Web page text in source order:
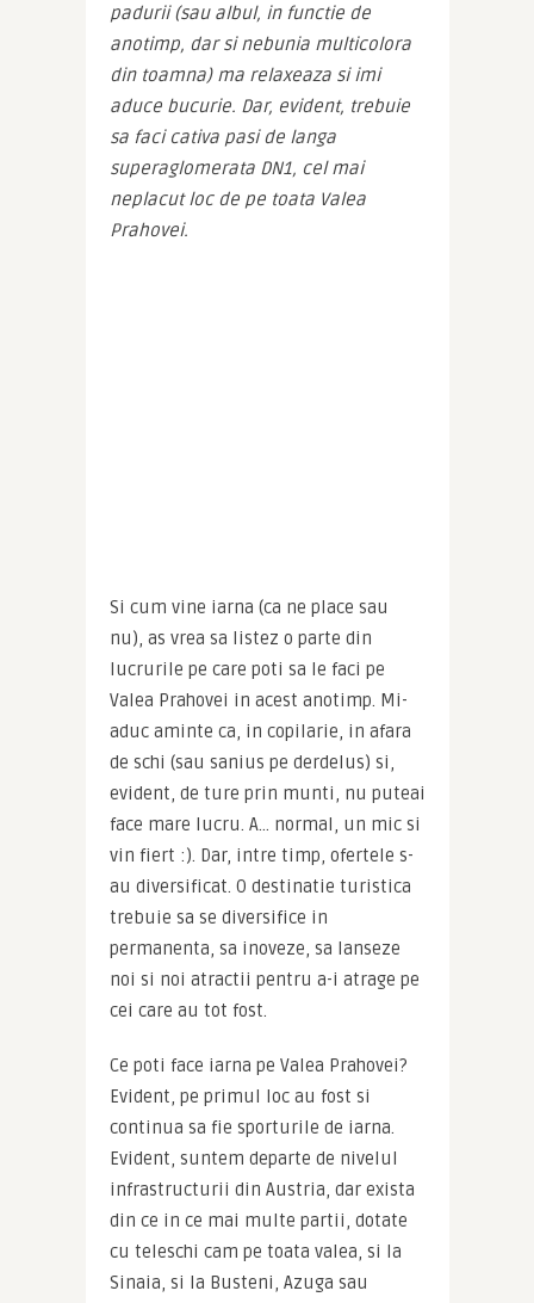
padurii (sau albul, in functie de
anotimp, dar si nebunia multicolora
din toamna) ma relaxeaza si imi
aduce bucurie. Dar, evident, trebuie
sa faci cativa pasi de langa
superaglomerata DN1, cel mai
neplacut loc de pe toata Valea
Prahovei.
Si cum vine iarna (ca ne place sau
nu), as vrea sa listez o parte din
lucrurile pe care poti sa le faci pe
Valea Prahovei in acest anotimp. Mi-
aduc aminte ca, in copilarie, in afara
de schi (sau sanius pe derdelus) si,
evident, de ture prin munti, nu puteai
face mare lucru. A… normal, un mic si
vin fiert :). Dar, intre timp, ofertele s-
au diversificat. O destinatie turistica
trebuie sa se diversifice in
permanenta, sa inoveze, sa lanseze
noi si noi atractii pentru a-i atrage pe
cei care au tot fost.
Ce poti face iarna pe Valea Prahovei?
Evident, pe primul loc au fost si
continua sa fie sporturile de iarna.
Evident, suntem departe de nivelul
infrastructurii din Austria, dar exista
din ce in ce mai multe partii, dotate
cu teleschi cam pe toata valea, si la
Sinaia, si la Busteni, Azuga sau